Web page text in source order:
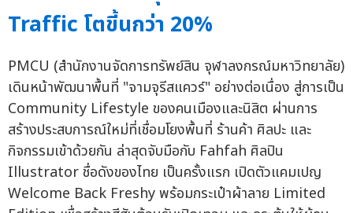
Traffic โตขี้นกว่า 20%
PMCU (สำนักงานจัดการทรัพย์สิน จุฬาลงกรณ์มหาวิทยาลัย)
เดินหน้าพัฒนาพื้นที่ "จามจุรีสแควร์" อย่างต่อเนื่อง สู่การเป็น
Community Lifestyle ของคนเมืองและนิสิต ผ่านการ
สร้างประสบการณ์ใหม่ที่เชื่อมโยงพื้นที่ ร้านค้า ศิลปะ และ
กิจกรรมเข้าด้วยกัน ล่าสุดจับมือกับ Fahfah ศิลปิน
Illustrator ชื่อดังของไทย เป็นครั้งแรก เปิดตัวแคมเปญ
Welcome Back Freshy พร้อมกระเป๋าผ้าลาย Limited